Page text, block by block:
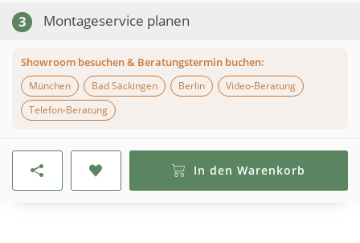
3 Montageservice planen
Showroom besuchen & Beratungstermin buchen:
München
Bad Säckingen Berlin
Video-Beratung
Telefon-Beratung
In den Warenkorb